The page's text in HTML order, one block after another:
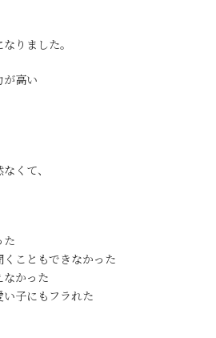
りました。
が高い
くて、
た
くこともできなかった
なかった
い子にもフラれた